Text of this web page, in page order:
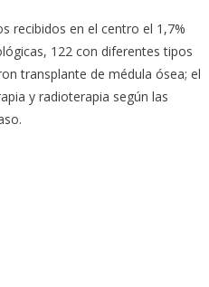
recibidos en el centro el 1,7%
122 con diferentes tipos
transplante de médula ósea; el
y radioterapia según las